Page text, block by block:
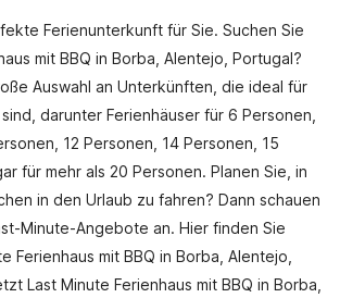
Ferienunterkunft für Sie. Suchen Sie
mit BBQ in Borba, Alentejo, Portugal?
Auswahl an Unterkünften, die ideal für
darunter Ferienhäuser für 6 Personen,
12 Personen, 14 Personen, 15
für mehr als 20 Personen. Planen Sie, in
in den Urlaub zu fahren? Dann schauen
Minute-Angebote an. Hier finden Sie
Ferienhaus mit BBQ in Borba, Alentejo,
Last Minute Ferienhaus mit BBQ in Borba,